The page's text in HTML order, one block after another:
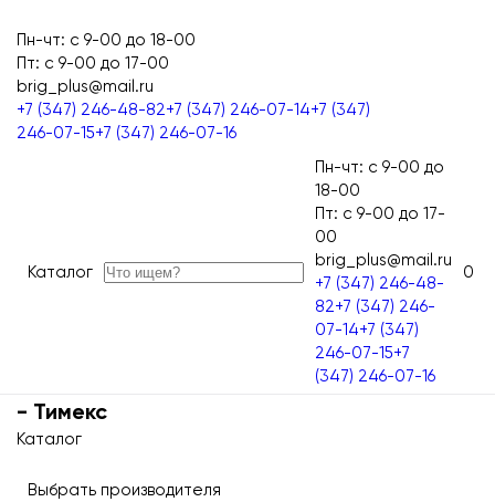
Главная страница BRIGPLUS
Одноклассники
ВКонтакте
Twitter
WhatsApp
Telegram
Max
Пн-чт: с 9-00 до 18-00
Пт: с 9-00 до 17-00
brig_plus@mail.ru
+7 (347) 246-48-82+7 (347) 246-07-14+7 (347)
246-07-15+7 (347) 246-07-16
Главная страница BRIGPLUS
Каталог
Пн-чт: с 9-00 до
18-00
Пт: с 9-00 до 17-
00
brig_plus@mail.ru
+7 (347) 246-48-
82+7 (347) 246-
07-14+7 (347)
246-07-15+7
(347) 246-07-16
0
- Тимекс
Каталог
Выбрать производителя